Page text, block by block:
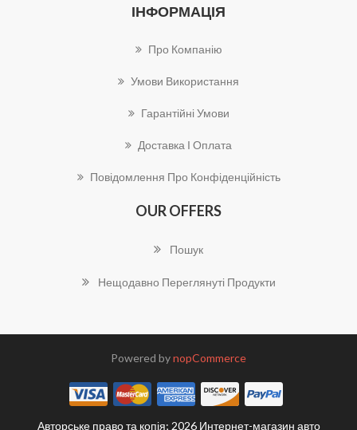
ІНФОРМАЦІЯ
Про Компанію
Умови Використання
Гарантійні Умови
Доставка І Оплата
Повідомлення Про Конфіденційність
OUR OFFERS
Пошук
Нещодавно Переглянуті Продукти
Powered bynopCommerce
Авторське право та копія; 2026 Интернет-магазин авто